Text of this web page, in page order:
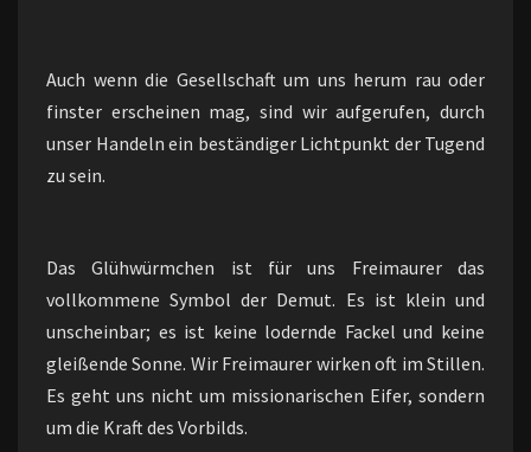
Auch wenn die Gesellschaft um uns herum rau oder
finster erscheinen mag, sind wir aufgerufen, durch
unser Handeln ein beständiger Lichtpunkt der Tugend
zu sein.
Das Glühwürmchen ist für uns Freimaurer das
vollkommene Symbol der Demut. Es ist klein und
unscheinbar; es ist keine lodernde Fackel und keine
gleißende Sonne. Wir Freimaurer wirken oft im Stillen.
Es geht uns nicht um missionarischen Eifer, sondern
um die Kraft des Vorbilds.